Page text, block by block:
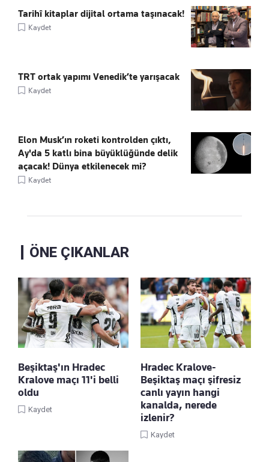
Tarihî kitaplar dijital ortama taşınacak!
Kaydet
TRT ortak yapımı Venedik’te yarışacak
Kaydet
Elon Musk’ın roketi kontrolden çıktı,
Ay'da 5 katlı bina büyüklüğünde delik
açacak! Dünya etkilenecek mi?
Kaydet
ÖNE ÇIKANLAR
Beşiktaş'ın Hradec
Kralove maçı 11'i belli
oldu
Kaydet
Hradec Kralove-
Beşiktaş maçı şifresiz
canlı yayın hangi
kanalda, nerede
izlenir?
Kaydet